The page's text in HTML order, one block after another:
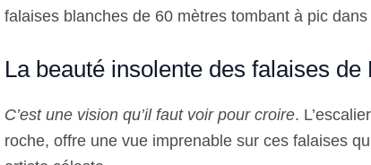
falaises blanches de 60 mètres tombant à pic dans
La beauté insolente des falaises de
C’est une vision qu’il faut voir pour croire.
roche, offre une vue imprenable sur ces falaises